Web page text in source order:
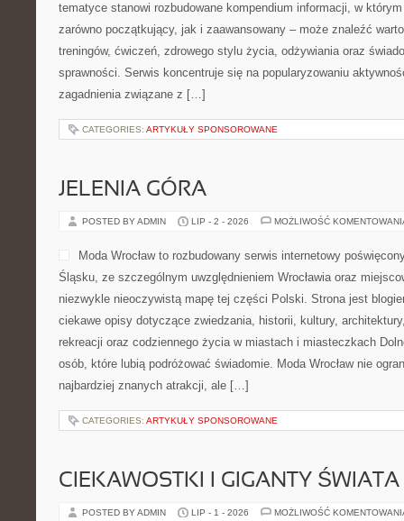
tematyce stanowi rozbudowane kompendium informacji, w
zarówno początkujący, jak i zaawansowany – może znaleźć
treningów, ćwiczeń, zdrowego stylu życia, odżywiania oraz
sprawności. Serwis koncentruje się na popularyzowaniu
zagadnienia związane z […]
CATEGORIES: ARTYKUŁY SPONSOROWANE
JELENIA GÓRA
POSTED BY ADMIN LIP - 2 - 2026 MOŻLIWOŚĆ
Moda Wrocław to rozbudowany serwis internetowy
Śląsku, ze szczególnym uwzględnieniem Wrocławia oraz
niezwykle nieoczywistą mapę tej części Polski. Strona jest
ciekawe opisy dotyczące zwiedzania, historii, kultury,
rekreacji oraz codziennego życia w miastach i miasteczkach
osób, które lubią podróżować świadomie. Moda Wrocław nie
najbardziej znanych atrakcji, ale […]
CATEGORIES: ARTYKUŁY SPONSOROWANE
CIEKAWOSTKI I GIGANTY ŚWIATA
POSTED BY ADMIN LIP - 1 - 2026 MOŻLIWOŚĆ